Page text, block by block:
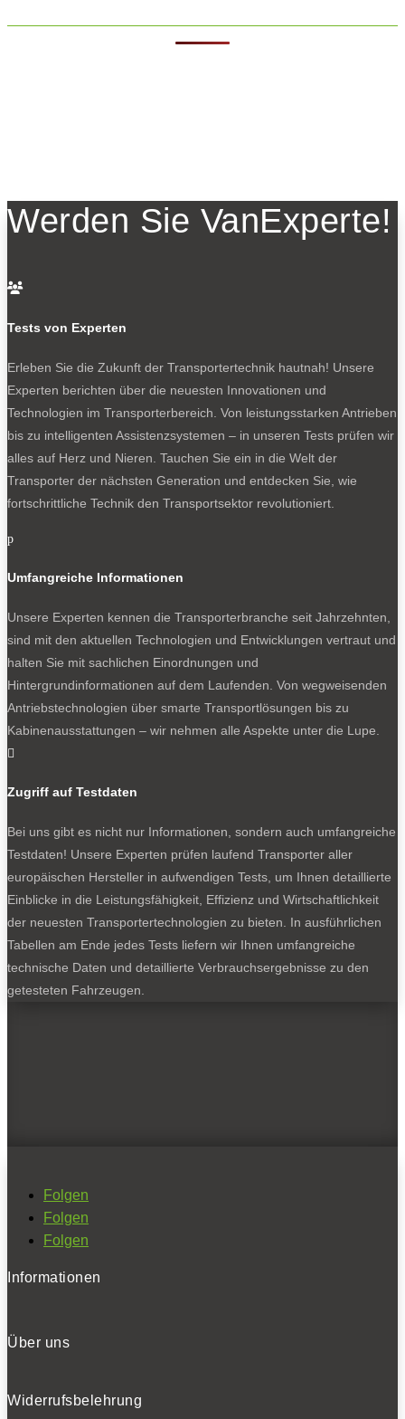
Werden Sie VanExperte!

Tests von Experten
Erleben Sie die Zukunft der Transportertechnik hautnah! Unsere
Experten berichten über die neuesten Innovationen und
Technologien im Transporterbereich. Von leistungsstarken Antrieben
bis zu intelligenten Assistenzsystemen – in unseren Tests prüfen wir
alles auf Herz und Nieren. Tauchen Sie ein in die Welt der
Transporter der nächsten Generation und entdecken Sie, wie
fortschrittliche Technik den Transportsektor revolutioniert.
p
Umfangreiche Informationen
Unsere Experten kennen die Transporterbranche seit Jahrzehnten,
sind mit den aktuellen Technologien und Entwicklungen vertraut und
halten Sie mit sachlichen Einordnungen und
Hintergrundinformationen auf dem Laufenden. Von wegweisenden
Antriebstechnologien über smarte Transportlösungen bis zu
Kabinenausstattungen – wir nehmen alle Aspekte unter die Lupe.

Zugriff auf Testdaten
Bei uns gibt es nicht nur Informationen, sondern auch umfangreiche
Testdaten! Unsere Experten prüfen laufend Transporter aller
europäischen Hersteller in aufwendigen Tests, um Ihnen detaillierte
Einblicke in die Leistungsfähigkeit, Effizienz und Wirtschaftlichkeit
der neuesten Transportertechnologien zu bieten. In ausführlichen
Tabellen am Ende jedes Tests liefern wir Ihnen umfangreiche
technische Daten und detaillierte Verbrauchsergebnisse zu den
getesteten Fahrzeugen.
Folgen
Folgen
Folgen
Informationen
Über uns
Widerrufsbelehrung